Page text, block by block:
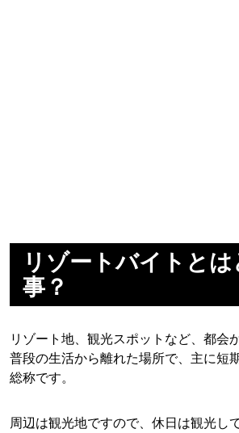
リゾートバイトと
事？
リゾート地、観光スポットなど、都会
普段の生活から離れた場所で、主に短
総称です。
周辺は観光地ですので、休日は観光し